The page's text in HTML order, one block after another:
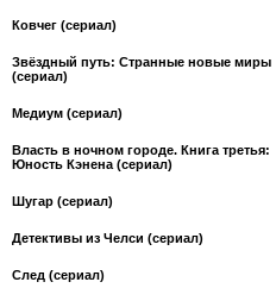
Ковчег (сериал)
Звёздный путь: Странные новые миры
(сериал)
Медиум (сериал)
Власть в ночном городе. Книга третья:
Юность Кэнена (сериал)
Шугар (сериал)
Детективы из Челси (сериал)
След (сериал)